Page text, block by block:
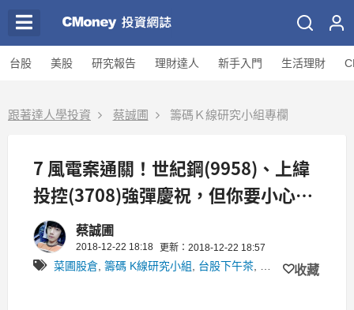
台股 美股 研究報告 理財達人 新手入門 生活理財
跟著達人學投資 蔡誠圃 籌碼Ｋ線研究小組專欄
7 風電案通關！世紀鋼(9958)、上緯
投控(3708)強彈慶祝，但你要小心
「這」警訊…
蔡誠圃
2018-12-22 18:18 更新：2018-12-22 18:57
菜圃股倉 籌碼 K線研究小組 台股下午茶 CM早晚報
收藏